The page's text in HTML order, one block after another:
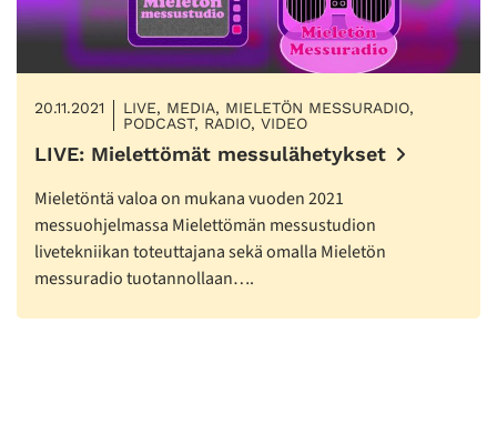
20.11.2021
LIVE, MEDIA, MIELETÖN MESSURADIO,
PODCAST, RADIO, VIDEO
LIVE: Mielettömät messulähetykset
Mieletöntä valoa on mukana vuoden 2021
messuohjelmassa Mielettömän messustudion
livetekniikan toteuttajana sekä omalla Mieletön
messuradio tuotannollaan….